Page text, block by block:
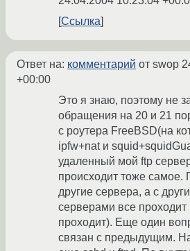
Ссылка
Ответ на: комментарий от swop
+00:00
Это я знаю, поэтому не
обращения на 20 и 21
с роутера FreeBSD(на
ipfw+nat и
удаленный мой ftp
происходит тоже самое.
другие сервера, а с
серверами все
проходит). Еще один
связан с предыдущим.